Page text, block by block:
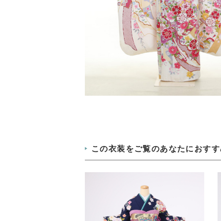
この衣装をご覧のあなたにおす